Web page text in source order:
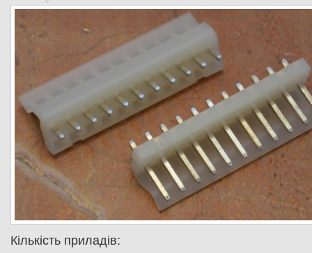
Кількість приладів: